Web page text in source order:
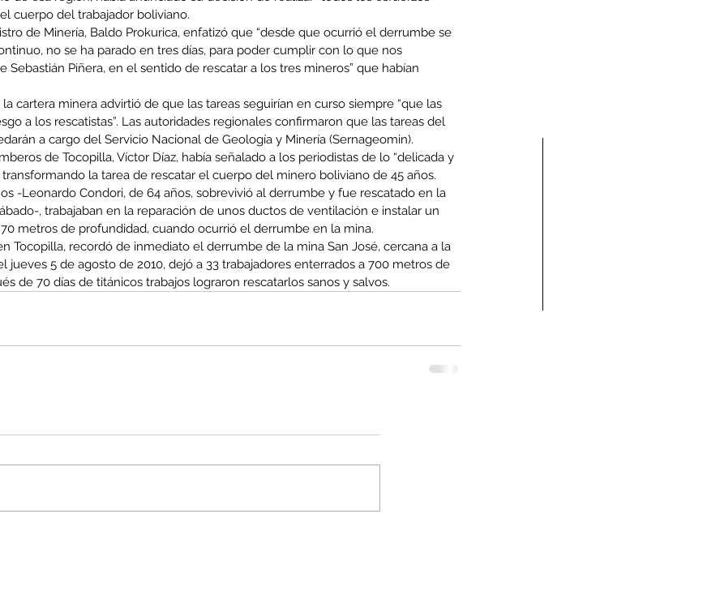
Abril-Junio 2026
Condolencias Carlos
Humberto Vega Rivera
cuerpo del trabajador boliviano.
de Minería, Baldo Prokurica, enfatizó que “desde que ocurrió el derrumbe se
no se ha parado en tres días, para poder cumplir con lo que nos
Piñera, en el sentido de rescatar a los tres mineros” que habían
cartera minera advirtió de que las tareas seguirían en curso siempre “que las
a los rescatistas”. Las autoridades regionales confirmaron que las tareas del
a cargo del Servicio Nacional de Geología y Minería (Sernageomin).
de Tocopilla, Víctor Díaz, había señalado a los periodistas de lo “delicada y
la tarea de rescatar el cuerpo del minero boliviano de 45 años.
-Leonardo Condori, de 64 años, sobrevivió al derrumbe y fue rescatado en la
, trabajaban en la reparación de unos ductos de ventilación e instalar un
metros de profundidad, cuando ocurrió el derrumbe en la mina.
Tocopilla, recordó de inmediato el derrumbe de la mina San José, cercana a la
jueves 5 de agosto de 2010, dejó a 33 trabajadores enterrados a 700 metros de
de 70 días de titánicos trabajos lograron rescatarlos sanos y salvos.